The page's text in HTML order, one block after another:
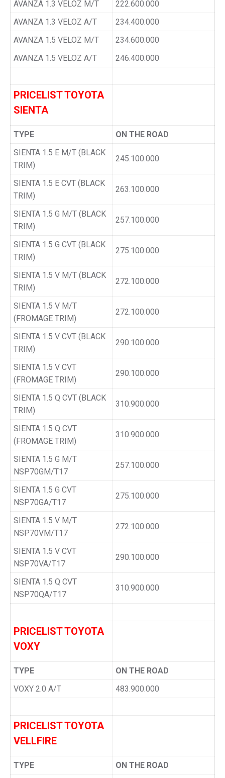
AVANZA 1.3 VELOZ M/T
222.600.000
AVANZA 1.3 VELOZ A/T
234.400.000
AVANZA 1.5 VELOZ M/T
234.600.000
AVANZA 1.5 VELOZ A/T
246.400.000
PRICELIST TOYOTA
SIENTA
TYPE
ON THE ROAD
SIENTA 1.5 E M/T (BLACK
TRIM)
245.100.000
SIENTA 1.5 E CVT (BLACK
TRIM)
263.100.000
SIENTA 1.5 G M/T (BLACK
TRIM)
257.100.000
SIENTA 1.5 G CVT (BLACK
TRIM)
275.100.000
SIENTA 1.5 V M/T (BLACK
TRIM)
272.100.000
SIENTA 1.5 V M/T
(FROMAGE TRIM)
272.100.000
SIENTA 1.5 V CVT (BLACK
TRIM)
290.100.000
SIENTA 1.5 V CVT
(FROMAGE TRIM)
290.100.000
SIENTA 1.5 Q CVT (BLACK
TRIM)
310.900.000
SIENTA 1.5 Q CVT
(FROMAGE TRIM)
310.900.000
SIENTA 1.5 G M/T
NSP70GM/T17
257.100.000
SIENTA 1.5 G CVT
NSP70GA/T17
275.100.000
SIENTA 1.5 V M/T
NSP70VM/T17
272.100.000
SIENTA 1.5 V CVT
NSP70VA/T17
290.100.000
SIENTA 1.5 Q CVT
NSP70QA/T17
310.900.000
PRICELIST TOYOTA
VOXY
TYPE
ON THE ROAD
VOXY 2.0 A/T
483.900.000
PRICELIST TOYOTA
VELLFIRE
TYPE ON THE ROAD